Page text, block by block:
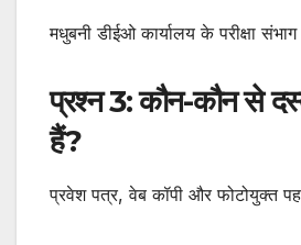
मधुबनी डीईओ कार्यालय के परीक्षा
प्रश्न 3: कौन-कौन से
हैं?
प्रवेश पत्र, वेब कॉपी और फोटोयुक्त